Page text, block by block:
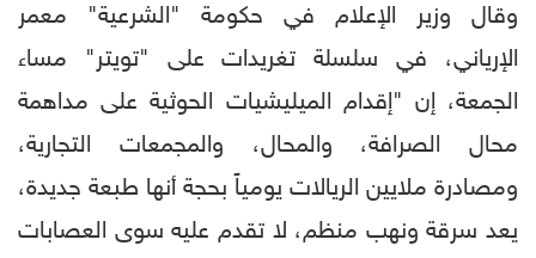
وقال وزير الإعلام في حكومة "الشرعية" معمر
الإرياني، في سلسلة تغريدات على "تويتر" مساء
الجمعة، إن "إقدام الميليشيات الحوثية على مداهمة
محال الصرافة، والمحال، والمجمعات التجارية،
ومصادرة ملايين الريالات يومياً بحجة أنها طبعة جديدة،
يعد سرقة ونهب منظم، لا تقدم عليه سوى العصابات